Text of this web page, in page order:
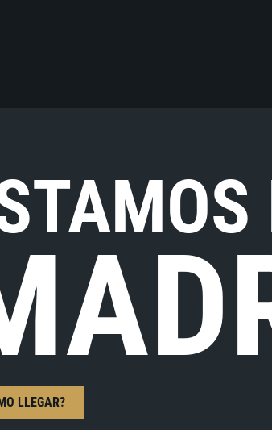
LLEGAR?